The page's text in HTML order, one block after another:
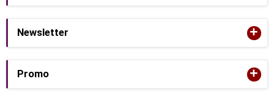
Newsletter +
Promo +